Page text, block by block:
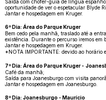
Saída com chofer-guia de língua
oportunidade de ver o espetacular Blyde
Jantar e hospedagem em Kruger.
6º Dia: Área do Parque Kruger
Bem cedo pela manhã, traslado até a
existência. Durante o percurso iremos em
Jantar e hospedagem em Kruger.
*NOTA IMPORTANTE: devido ao
7º Dia: Área do Parque Kruger -
Café da manhã;
Saída para Joanesburgo com visita
Jantar e hospedagem em Joanesburgo.
8º Dia: Joanesburgo - Maurício